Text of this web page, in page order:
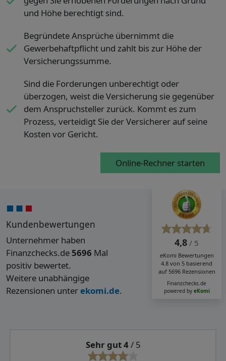
und Höhe berechtigt sind.
Begründete Ansprüche übernimmt die
Gewerbehaftpflicht und zahlt bis zur Höhe der
Versicherungssumme.
Sind die Forderungen unberechtigt oder
überzogen, weist die Versicherung sie gegenüber
dem Anspruchsteller zurück. Kommt es zum
Prozess, verteidigt Sie der Versicherer auf seine
Kosten vor Gericht.
Online-Rechner starten
Kundenbewertungen
Unternehmer haben
Finanzchecks.de 5696 Mal
positiv bewertet.
Weitere unabhängige
Rezensionen unterekomi.de.
Sehr gut 4/ 5
4,8 / 5
eKomi Bewertungen
4.8 von 5 basierend
auf 5696Rezensionen
Finanzchecks.de
powered by eKomi